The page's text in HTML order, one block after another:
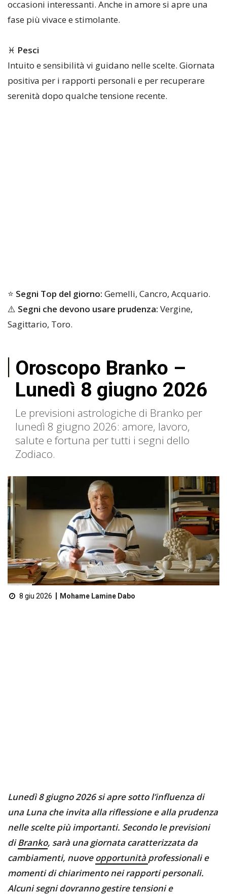
occasioni interessanti. Anche in amore si apre una
fase più vivace e stimolante.
♓ Pesci
Intuito e sensibilità vi guidano nelle scelte. Giornata
positiva per i rapporti personali e per recuperare
serenità dopo qualche tensione recente.
⭐ Segni Top del giorno: Gemelli, Cancro, Acquario.
⚠️ Segni che devono usare prudenza: Vergine,
Sagittario, Toro.
Oroscopo Branko –
Lunedì 8 giugno 2026
Le previsioni astrologiche di Branko per
lunedì 8 giugno 2026: amore, lavoro,
salute e fortuna per tutti i segni dello
Zodiaco.
8 giu 2026 Mohame Lamine Dabo
Lunedì 8 giugno 2026 si apre sotto l’influenza di
una Luna che invita alla riflessione e alla prudenza
nelle scelte più importanti. Secondo le previsioni
diBranko, sarà una giornata caratterizzata da
cambiamenti, nuoveopportunitàprofessionali e
momenti di chiarimento nei rapporti personali.
Alcuni segni dovranno gestire tensioni e